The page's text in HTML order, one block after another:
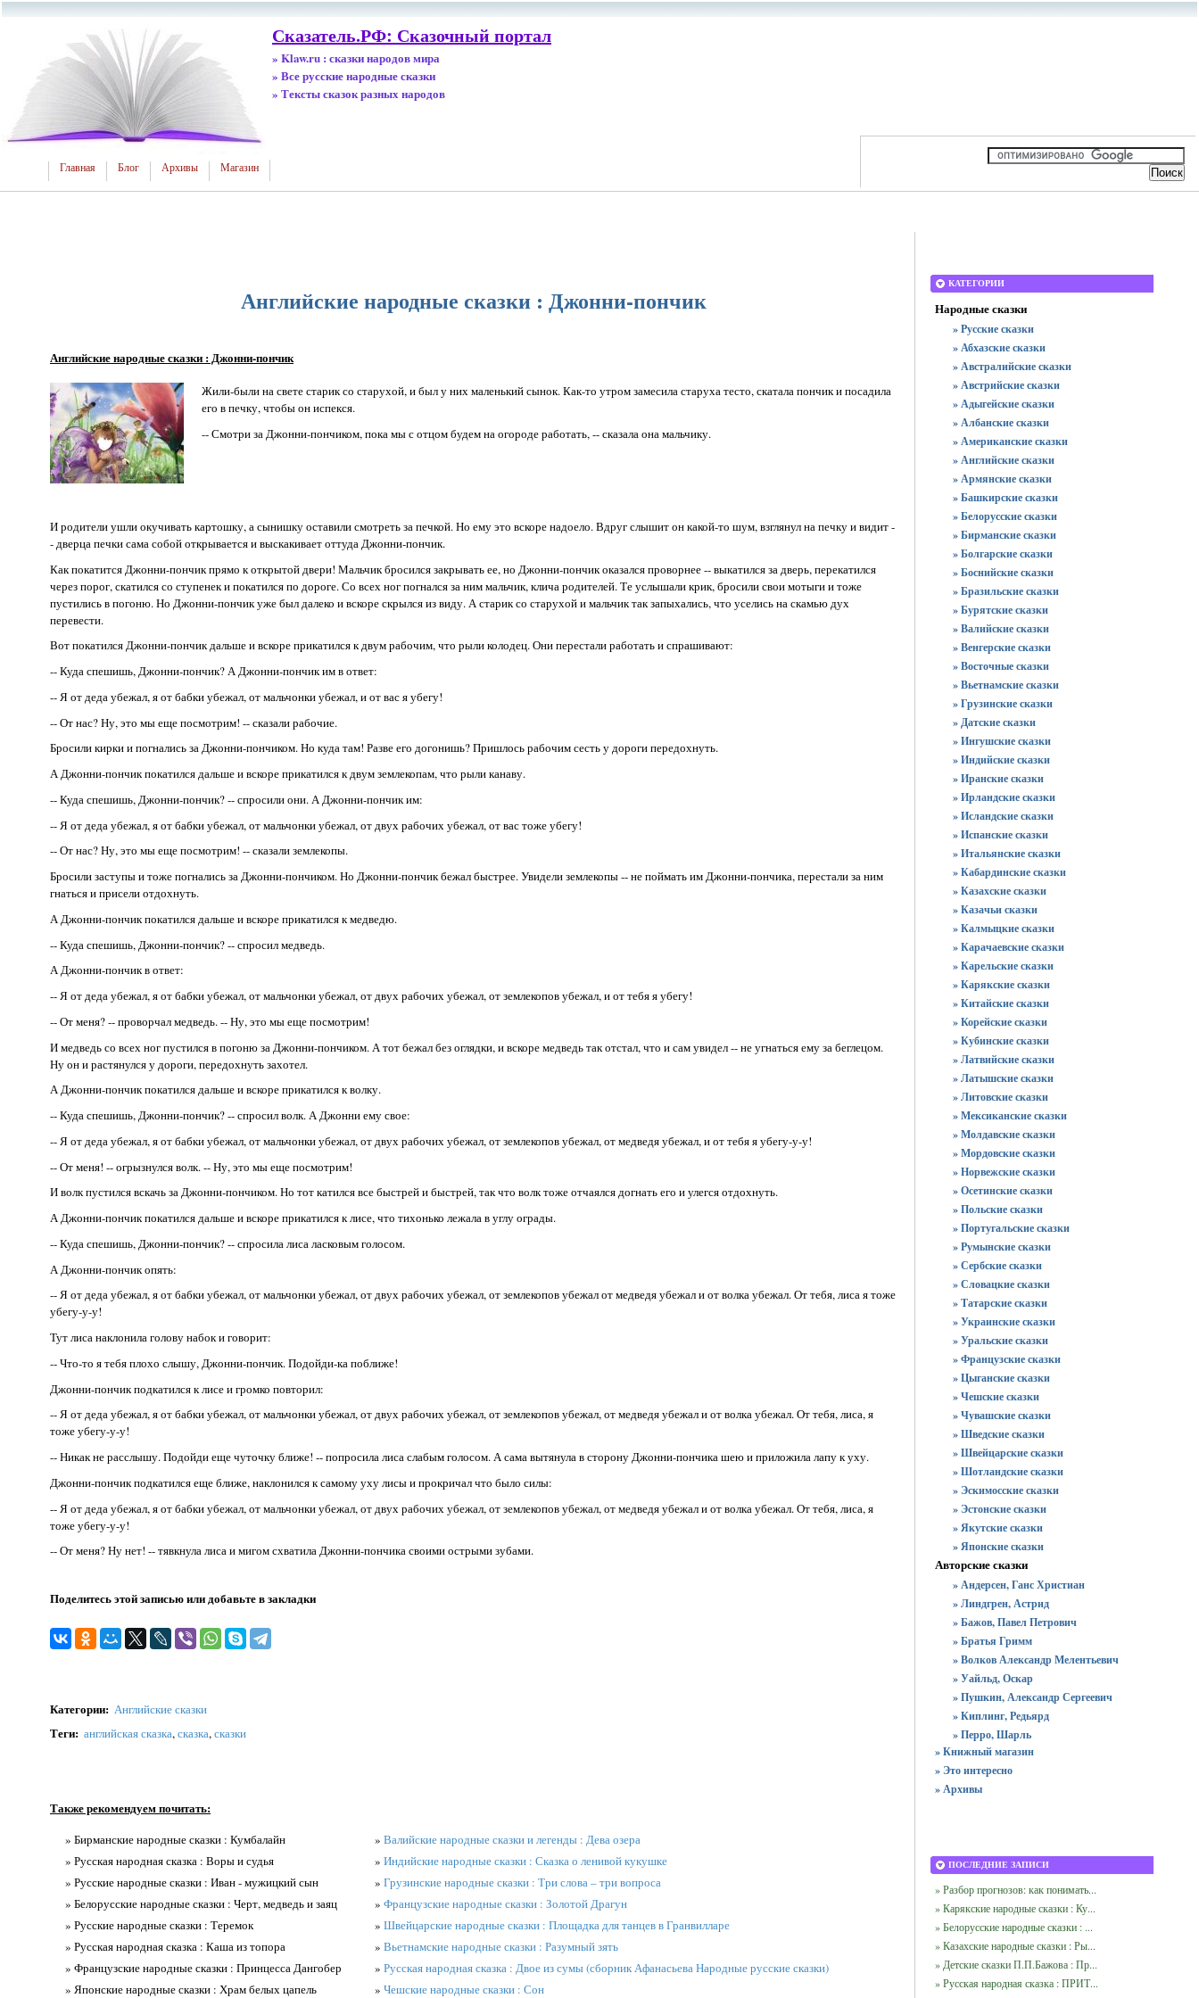
Сказатель.РФ: Сказочный портал
» Klaw.ru : сказки народов мира
» Все русские народные сказки
» Тексты сказок разных народов
Главная Блог Архивы Магазин
Английские народные сказки : Джонни-пончик
Английские народные сказки : Джонни-пончик
Жили-были на свете старик со старухой, и был у них маленький сынок. Как-то утром замесила старуха тесто, скатала пончик и посадила
его в печку, чтобы он испекся.
-- Смотри за Джонни-пончиком, пока мы с отцом будем на огороде работать, -- сказала она мальчику.
И родители ушли окучивать картошку, а сынишку оставили смотреть за печкой. Но ему это вскоре надоело. Вдруг слышит он какой-то шум, взглянул на печку и видит -
- дверца печки сама собой открывается и выскакивает оттуда Джонни-пончик.
Как покатится Джонни-пончик прямо к открытой двери! Мальчик бросился закрывать ее, но Джонни-пончик оказался проворнее -- выкатился за дверь, перекатился
через порог, скатился со ступенек и покатился по дороге. Со всех ног погнался за ним мальчик, клича родителей. Те услышали крик, бросили свои мотыги и тоже
пустились в погоню. Но Джонни-пончик уже был далеко и вскоре скрылся из виду. А старик со старухой и мальчик так запыхались, что уселись на скамью дух
перевести.
Вот покатился Джонни-пончик дальше и вскоре прикатился к двум рабочим, что рыли колодец. Они перестали работать и спрашивают:
-- Куда спешишь, Джонни-пончик? А Джонни-пончик им в ответ:
-- Я от деда убежал, я от бабки убежал, от мальчонки убежал, и от вас я убегу!
-- От нас? Ну, это мы еще посмотрим! -- сказали рабочие.
Бросили кирки и погнались за Джонни-пончиком. Но куда там! Разве его догонишь? Пришлось рабочим сесть у дороги передохнуть.
А Джонни-пончик покатился дальше и вскоре прикатился к двум землекопам, что рыли канаву.
-- Куда спешишь, Джонни-пончик? -- спросили они. А Джонни-пончик им:
-- Я от деда убежал, я от бабки убежал, от мальчонки убежал, от двух рабочих убежал, от вас тоже убегу!
-- От нас? Ну, это мы еще посмотрим! -- сказали землекопы.
Бросили заступы и тоже погнались за Джонни-пончиком. Но Джонни-пончик бежал быстрее. Увидели землекопы -- не поймать им Джонни-пончика, перестали за ним
гнаться и присели отдохнуть.
А Джонни-пончик покатился дальше и вскоре прикатился к медведю.
-- Куда спешишь, Джонни-пончик? -- спросил медведь.
А Джонни-пончик в ответ:
-- Я от деда убежал, я от бабки убежал, от мальчонки убежал, от двух рабочих убежал, от землекопов убежал, и от тебя я убегу!
-- От меня? -- проворчал медведь. -- Ну, это мы еще посмотрим!
И медведь со всех ног пустился в погоню за Джонни-пончиком. А тот бежал без оглядки, и вскоре медведь так отстал, что и сам увидел -- не угнаться ему за беглецом.
Ну он и растянулся у дороги, передохнуть захотел.
А Джонни-пончик покатился дальше и вскоре прикатился к волку.
-- Куда спешишь, Джонни-пончик? -- спросил волк. А Джонни ему свое:
-- Я от деда убежал, я от бабки убежал, от мальчонки убежал, от двух рабочих убежал, от землекопов убежал, от медведя убежал, и от тебя я убегу-у-у!
-- От меня! -- огрызнулся волк. -- Ну, это мы еще посмотрим!
И волк пустился вскачь за Джонни-пончиком. Но тот катился все быстрей и быстрей, так что волк тоже отчаялся догнать его и улегся отдохнуть.
А Джонни-пончик покатился дальше и вскоре прикатился к лисе, что тихонько лежала в углу ограды.
-- Куда спешишь, Джонни-пончик? -- спросила лиса ласковым голосом.
А Джонни-пончик опять:
-- Я от деда убежал, я от бабки убежал, от мальчонки убежал, от двух рабочих убежал, от землекопов убежал от медведя убежал и от волка убежал. От тебя, лиса я тоже
убегу-у-у!
Тут лиса наклонила голову набок и говорит:
-- Что-то я тебя плохо слышу, Джонни-пончик. Подойди-ка поближе!
Джонни-пончик подкатился к лисе и громко повторил:
-- Я от деда убежал, я от бабки убежал, от мальчонки убежал, от двух рабочих убежал, от землекопов убежал, от медведя убежал и от волка убежал. От тебя, лиса, я
тоже убегу-у-у!
-- Никак не расслышу. Подойди еще чуточку ближе! -- попросила лиса слабым голосом. А сама вытянула в сторону Джонни-пончика шею и приложила лапу к уху.
Джонни-пончик подкатился еще ближе, наклонился к самому уху лисы и прокричал что было силы:
-- Я от деда убежал, я от бабки убежал, от мальчонки убежал, от двух рабочих убежал, от землекопов убежал, от медведя убежал и от волка убежал. От тебя, лиса, я
тоже убегу-у-у!
-- От меня? Ну нет! -- тявкнула лиса и мигом схватила Джонни-пончика своими острыми зубами.
Поделитесь этой записью или добавьте в закладки
Категории: Английские сказки
Теги: английская сказка, сказка, сказки
Также рекомендуем почитать:
» Бирманские народные сказки : Кумбалайн
» Русская народная сказка : Воры и судья
» Русские народные сказки : Иван - мужицкий сын
» Белорусские народные сказки : Черт, медведь и заяц
» Русские народные сказки : Теремок
» Русская народная сказка : Каша из топора
» Французские народные сказки : Принцесса Дангобер
» Японские народные сказки : Храм белых цапель
» Валийские народные сказки и легенды : Дева озера
» Индийские народные сказки : Сказка о ленивой кукушке
» Грузинские народные сказки : Три слова – три вопроса
» Французские народные сказки : Золотой Драгун
» Швейцарские народные сказки : Площадка для танцев в Гранвилларе
» Вьетнамские народные сказки : Разумный зять
» Русская народная сказка : Двое из сумы (сборник Афанасьева Народные русские сказки)
» Чешские народные сказки : Сон
КАТЕГОРИИ
Народные сказки
» Русские сказки
» Абхазские сказки
» Австралийские сказки
» Австрийские сказки
» Адыгейские сказки
» Албанские сказки
» Американские сказки
» Английские сказки
» Армянские сказки
» Башкирские сказки
» Белорусские сказки
» Бирманские сказки
» Болгарские сказки
» Боснийские сказки
» Бразильские сказки
» Бурятские сказки
» Валийские сказки
» Венгерские сказки
» Восточные сказки
» Вьетнамские сказки
» Грузинские сказки
» Датские сказки
» Ингушские сказки
» Индийские сказки
» Иранские сказки
» Ирландские сказки
» Исландские сказки
» Испанские сказки
» Итальянские сказки
» Кабардинские сказки
» Казахские сказки
» Казачьи сказки
» Калмыцкие сказки
» Карачаевские сказки
» Карельские сказки
» Карякские сказки
» Китайские сказки
» Корейские сказки
» Кубинские сказки
» Латвийские сказки
» Латышские сказки
» Литовские сказки
» Мексиканские сказки
» Молдавские сказки
» Мордовские сказки
» Норвежские сказки
» Осетинские сказки
» Польские сказки
» Португальские сказки
» Румынские сказки
» Сербские сказки
» Словацкие сказки
» Татарские сказки
» Украинские сказки
» Уральские сказки
» Французские сказки
» Цыганские сказки
» Чешские сказки
» Чувашские сказки
» Шведские сказки
» Швейцарские сказки
» Шотландские сказки
» Эскимосские сказки
» Эстонские сказки
» Якутские сказки
» Японские сказки
Авторские сказки
» Андерсен, Ганс Христиан
» Линдгрен, Астрид
» Бажов, Павел Петрович
» Братья Гримм
» Волков Александр Мелентьевич
» Уайльд, Оскар
» Пушкин, Александр Сергеевич
» Киплинг, Редьярд
» Перро, Шарль
» Книжный магазин
» Это интересно
» Архивы
ПОСЛЕДНИЕ ЗАПИСИ
» Разбор прогнозов: как понимать...
» Карякские народные сказки : Ку...
» Белорусские народные сказки : ...
» Казахские народные сказки : Ры...
» Детские сказки П.П.Бажова : Пр...
» Русская народная сказка : ПРИТ...